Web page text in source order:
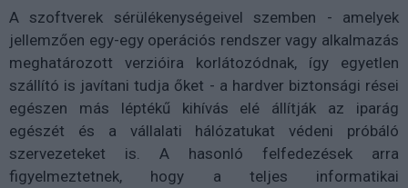
A szoftverek sérülékenységeivel szemben - amelyek
jellemzően egy-egy operációs rendszer vagy alkalmazás
meghatározott verzióira korlátozódnak, így egyetlen
szállító is javítani tudja őket - a hardver biztonsági rései
egészen más léptékű kihívás elé állítják az iparág
egészét és a vállalati hálózatukat védeni próbáló
szervezeteket is. A hasonló felfedezések arra
figyelmeztetnek, hogy a teljes informatikai